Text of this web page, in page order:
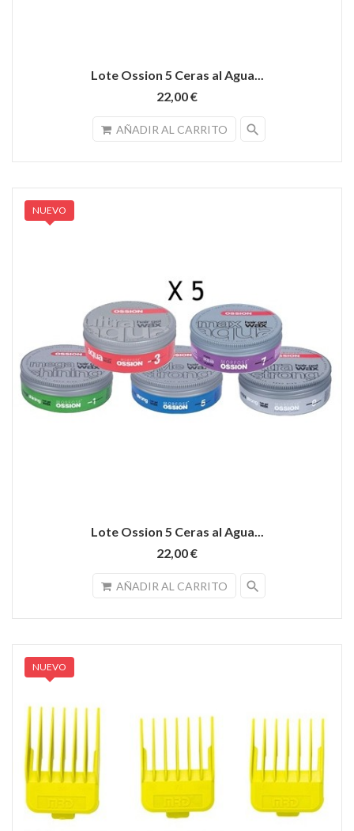
Lote Ossion 5 Ceras al Agua...
22,00 €
AÑADIR AL CARRITO search
Lote Ossion 5 Ceras al Agua...
22,00 €
AÑADIR AL CARRITO search
NUEVO
NUEVO